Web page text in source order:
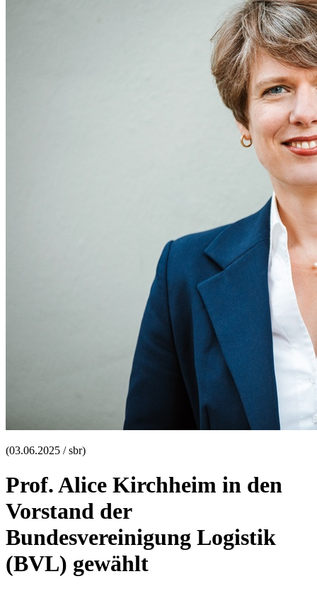
(03.06.2025 / sbr)
Prof. Alice Kirchheim in den
Vorstand der
Bundesvereinigung Logistik
(BVL) gewählt